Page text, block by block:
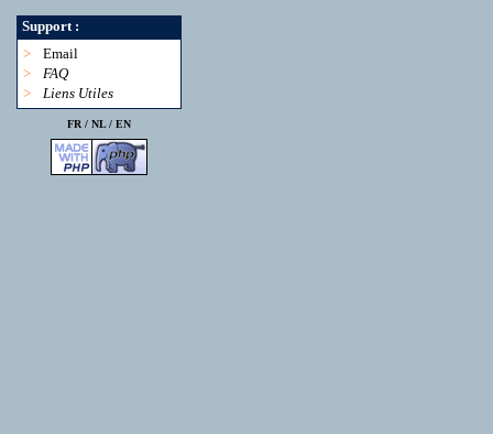
Support :
>
Email
>
FAQ
>
Liens Utiles
FR / NL/ EN